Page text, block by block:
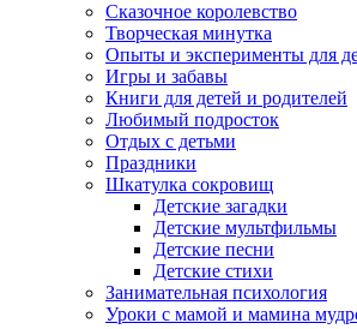
Сказочное королевство
Творческая минутка
Опыты и эксперименты для
Игры и забавы
Книги для детей и родителей
Любимый подросток
Отдых с детьми
Праздники
Шкатулка сокровищ
Детские загадки
Детские мультфильмы
Детские песни
Детские стихи
Занимательная психология
Уроки с мамой и мамина